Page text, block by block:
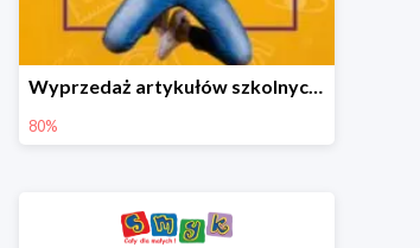
Wyprzedaż artykułów szkolnych w Smyku do -80%
80%